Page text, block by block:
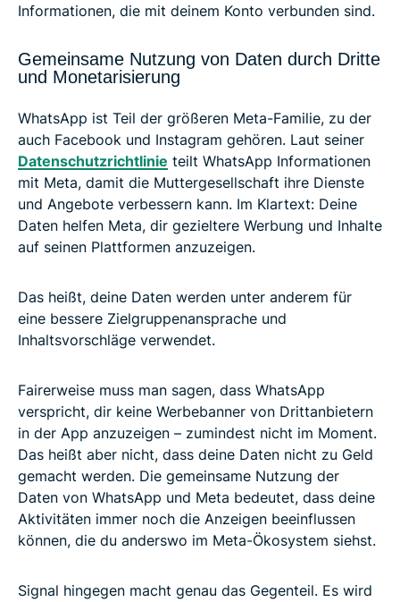
Informationen, die mit deinem Konto verbunden sind.
Gemeinsame Nutzung von Daten durch Dritte
und Monetarisierung
WhatsApp ist Teil der größeren Meta-Familie, zu der
auch Facebook und Instagram gehören. Laut seiner
Datenschutzrichtlinie teilt WhatsApp Informationen
mit Meta, damit die Muttergesellschaft ihre Dienste
und Angebote verbessern kann. Im Klartext: Deine
Daten helfen Meta, dir gezieltere Werbung und Inhalte
auf seinen Plattformen anzuzeigen.
Das heißt, deine Daten werden unter anderem für
eine bessere Zielgruppenansprache und
Inhaltsvorschläge verwendet.
Fairerweise muss man sagen, dass WhatsApp
verspricht, dir keine Werbebanner von Drittanbietern
in der App anzuzeigen – zumindest nicht im Moment.
Das heißt aber nicht, dass deine Daten nicht zu Geld
gemacht werden. Die gemeinsame Nutzung der
Daten von WhatsApp und Meta bedeutet, dass deine
Aktivitäten immer noch die Anzeigen beeinflussen
können, die du anderswo im Meta-Ökosystem siehst.
Signal hingegen macht genau das Gegenteil. Es wird